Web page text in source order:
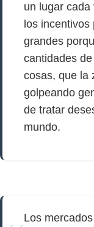
un lugar
los
grandes
cantidades
cosas, que la
golpeando
de tratar
mundo.
Los